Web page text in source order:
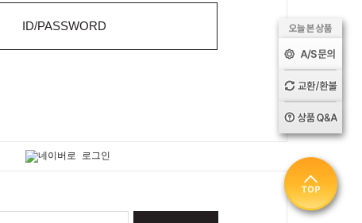
ID/PASSWORD